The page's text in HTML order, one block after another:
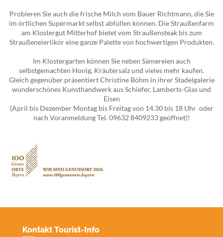
Probieren Sie auch die frische Milch vom Bauer Richtmann, die Sie
im örtlichen Supermarkt selbst abfüllen können. Die Straußenfarm
am Klostergut Mitterhof bietet vom Straußensteak bis zum
Straußeneierlikör eine ganze Palette von hochwertigen Produkten.
Im Klostergarten können Sie neben Sämereien auch
selbstgemachten Honig, Kräutersalz und vieles mehr kaufen.
Gleich gegenüber präsentiert Christine Böhm in ihrer Stadelgalerie
wunderschönes Kunsthandwerk aus Schiefer, Lamberts-Glas und
Eisen
(April bis Dezember Montag bis Freitag von 14.30 bis 18 Uhr oder
nach Voranmeldung Tel. 09632 8409233 geöffnet)!
Kontakt Tourist-Info